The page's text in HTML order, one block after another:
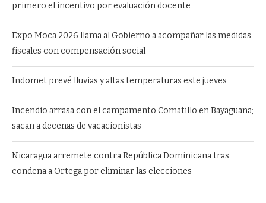
primero el incentivo por evaluación docente
Expo Moca 2026 llama al Gobierno a acompañar las medidas
fiscales con compensación social
Indomet prevé lluvias y altas temperaturas este jueves
Incendio arrasa con el campamento Comatillo en Bayaguana;
sacan a decenas de vacacionistas
Nicaragua arremete contra República Dominicana tras
condena a Ortega por eliminar las elecciones